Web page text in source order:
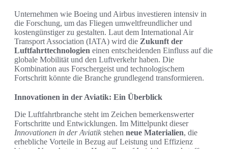
Unternehmen wie Boeing und Airbus investieren intensiv in
die Forschung, um das Fliegen umweltfreundlicher und
kostengünstiger zu gestalten. Laut dem International Air
Transport Association (IATA) wird die Zukunft der
Luftfahrttechnologien einen entscheidenden Einfluss auf die
globale Mobilität und den Luftverkehr haben. Die
Kombination aus Forschergeist und technologischem
Fortschritt könnte die Branche grundlegend transformieren.
Innovationen in der Aviatik: Ein Überblick
Die Luftfahrtbranche steht im Zeichen bemerkenswerter
Fortschritte und Entwicklungen. Im Mittelpunkt dieser
Innovationen in der Aviatik stehen neue Materialien, die
erhebliche Vorteile in Bezug auf Leistung und Effizienz